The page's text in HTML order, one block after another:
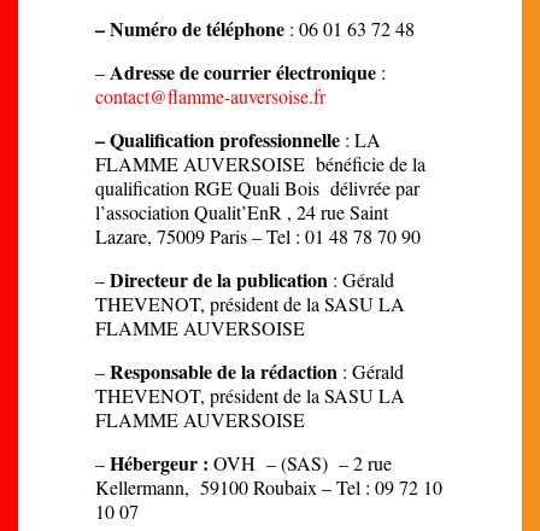
– Numéro de téléphone : 06 01 63 72 48
–Adresse de courrier électronique :
contact@flamme-auversoise.fr
– Qualification professionnelle : LA
FLAMME AUVERSOISE bénéficie de la
qualification RGE Quali Bois délivrée par
l’association Qualit’EnR , 24 rue Saint
Lazare, 75009 Paris – Tel : 01 48 78 70 90
–Directeur de la publication : Gérald
THEVENOT, président de la SASU LA
FLAMME AUVERSOISE
–Responsable de la rédaction : Gérald
THEVENOT, président de la SASU LA
FLAMME AUVERSOISE
–Hébergeur : OVH – (SAS) – 2 rue
Kellermann, 59100 Roubaix – Tel : 09 72 10
10 07